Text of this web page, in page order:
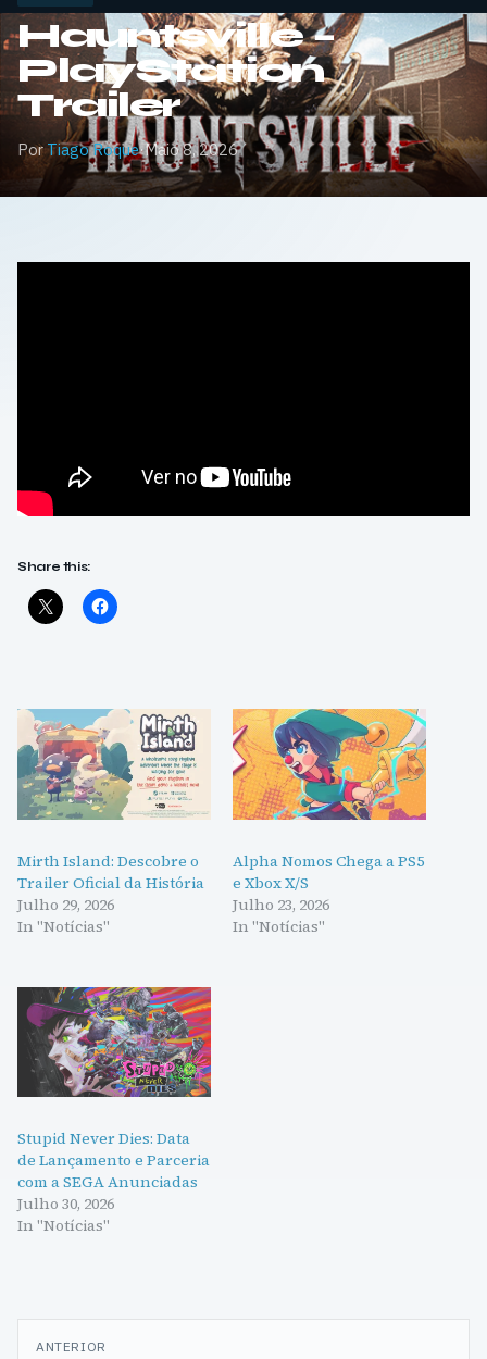
Hauntsville –
PlayStation
Trailer
PorTiago Roque·Maio 8, 2026
Share this:
Mirth Island: Descobre o
Trailer Oficial da História
Julho 29, 2026
In "Notícias"
Alpha Nomos Chega a PS5
e Xbox X/S
Julho 23, 2026
In "Notícias"
Stupid Never Dies: Data
de Lançamento e Parceria
com a SEGA Anunciadas
Julho 30, 2026
In "Notícias"
Navegação
ANTERIOR